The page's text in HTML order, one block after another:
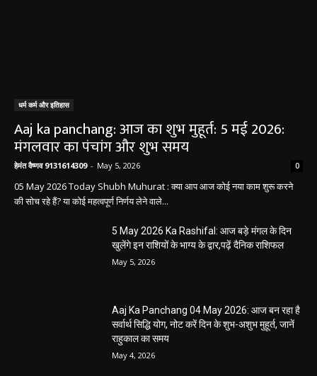
धर्म कर्म और इतिहास
Aaj ka panchang: आज का शुभ मुहूर्त: 5 मई 2026:
मंगलवार का पंचांग और शुभ समय
हेमंत वैष्णव 9131614309 - May 5, 2026 0
05 May 2026 Today Shubh Muhurat : क्या आप आज कोई नया काम शुरू करने
की सोच रहे हैं? या कोई महत्वपूर्ण निर्णय लेने वाले...
5 May 2026 Ka Rashifal: आज बड़े मंगल के दिन
खुलेंगे इन राशियों के भाग्य के द्वार,पढ़ें दैनिक राशिफल
May 5, 2026
Aaj Ka Panchang 04 May 2026: आज बन रहा है
सर्वार्थ सिद्धि योग, नोट करें दिन के शुभ-अशुभ मुहूर्त, जानें
राहुकाल का समय
May 4, 2026